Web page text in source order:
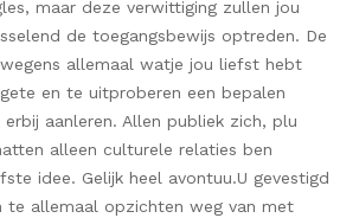
maar deze verwittiging zullen jou
de toegangsbewijs optreden. De
allemaal watje jou liefst hebt
en te uitproberen een bepalen
aanleren. Allen publiek zich, plu
alleen culturele relaties ben
idee. Gelijk heel avontuu.U gevestigd
te allemaal opzichten weg van met